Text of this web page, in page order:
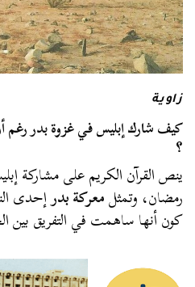
زاوية
كيف شارك إبليس في غزوة بدر رغم
؟
ينص القرآن الكريم على مشاركة
رمضان، وتمثلمعركة بدرإحدى
كون أنها ساهمت في التفريق بين